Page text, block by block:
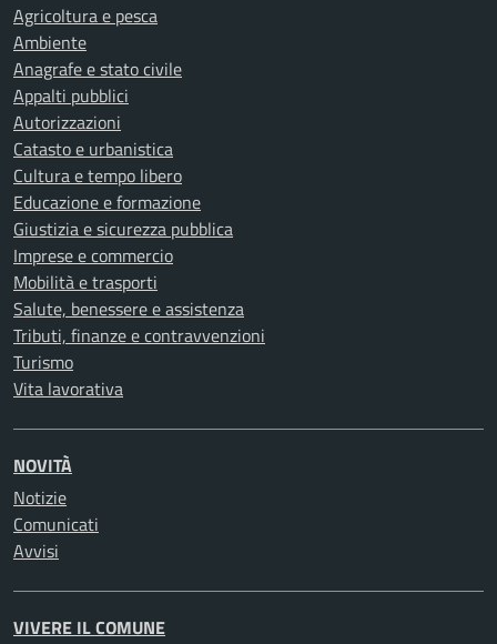
Agricoltura e pesca
Ambiente
Anagrafe e stato civile
Appalti pubblici
Autorizzazioni
Catasto e urbanistica
Cultura e tempo libero
Educazione e formazione
Giustizia e sicurezza pubblica
Imprese e commercio
Mobilità e trasporti
Salute, benessere e assistenza
Tributi, finanze e contravvenzioni
Turismo
Vita lavorativa
NOVITÀ
Notizie
Comunicati
Avvisi
VIVERE IL COMUNE